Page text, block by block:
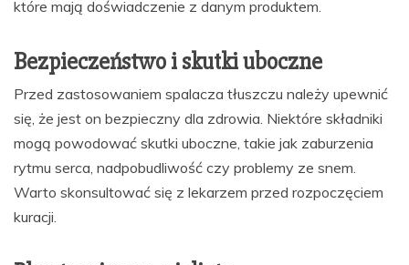
które mają doświadczenie z danym produktem.
Bezpieczeństwo i skutki uboczne
Przed zastosowaniem spalacza tłuszczu należy upewnić
się, że jest on bezpieczny dla zdrowia. Niektóre składniki
mogą powodować skutki uboczne, takie jak zaburzenia
rytmu serca, nadpobudliwość czy problemy ze snem.
Warto skonsultować się z lekarzem przed rozpoczęciem
kuracji.